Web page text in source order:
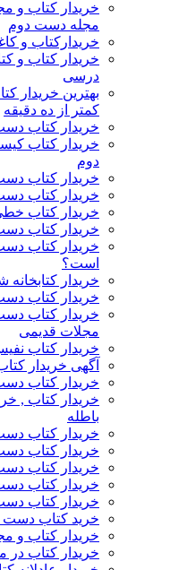
خریدار کتاب و
مجله دست دوم
خریدارکتاب و
خریدار کتاب و
درسی
بهترین خریدار
کمتر از ده دقیقه
خریدار کتاب
خریدار کتاب
دوم
خریدار کتاب
خریدار کتاب
خریدار کتاب
خریدار کتاب
خریدار کتاب
است؟
خریدار
خریدار کتاب
خریدار کتاب
مجلات قدیمی
خریدار کتاب
آگهی خریدار
خریدار کتاب
خریدار کتاب ,
باطله
خریدار کتاب
خریدار کتاب
خریدار کتاب
خریدار کتاب
خریدار کتاب
خرید کتاب دست
خریدار کتاب و
خریدار کتاب در